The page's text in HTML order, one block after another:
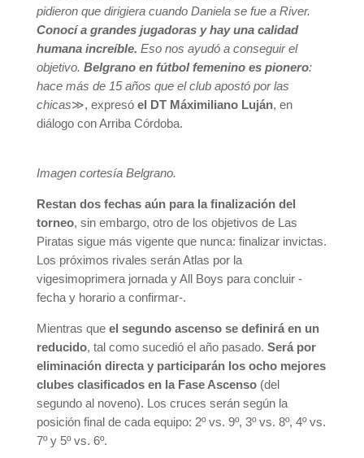
pidieron que dirigiera cuando Daniela se fue a River.
Conocí a grandes jugadoras y hay una calidad
humana increíble. Eso nos ayudó a conseguir el
objetivo. Belgrano en fútbol femenino es pionero:
hace más de 15 años que el club apostó por las
chicas≫, expresó el DT Máximiliano Luján, en
diálogo con Arriba Córdoba.
Imagen cortesía Belgrano.
Restan dos fechas aún para la finalización del
torneo, sin embargo, otro de los objetivos de Las
Piratas sigue más vigente que nunca: finalizar invictas.
Los próximos rivales serán Atlas por la
vigesimoprimera jornada y All Boys para concluir -
fecha y horario a confirmar-.
Mientras que el segundo ascenso se definirá en un
reducido, tal como sucedió el año pasado. Será por
eliminación directa y participarán los ocho mejores
clubes clasificados en la Fase Ascenso(del
segundo al noveno). Los cruces serán según la
posición final de cada equipo: 2º vs. 9º, 3º vs. 8º, 4º vs.
7º y 5º vs. 6º.